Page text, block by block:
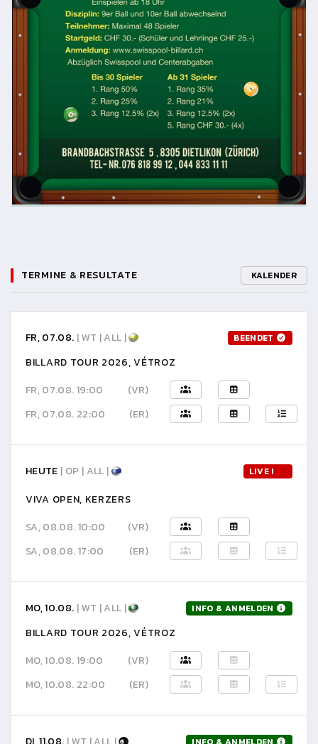
TERMINE & RESULTATE KALENDER
FR, 07.08. | WT | ALL | BEENDET
BILLARD TOUR 2026, VÉTROZ
FR, 07.08. 19:00
(VR)
FR, 07.08. 22:00
(ER)
HEUTE | OP | ALL | LIVE !
VIVA OPEN, KERZERS
SA, 08.08. 10:00
(VR)
SA, 08.08. 17:00
(ER)
MO, 10.08. | WT | ALL | INFO & ANMELDEN
BILLARD TOUR 2026, VÉTROZ
MO, 10.08. 19:00
(VR)
MO, 10.08. 22:00
(ER)